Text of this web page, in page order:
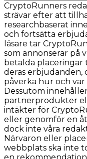
CryptoRunners
strävar efter att
researchbaserat
och fortsätta
läsare tar
som annonserar på
betalda placeringar
deras erbjudanden,
påverka hur och var
Dessutom
partnerprodukter
intäkter för
eller genomför en
dock inte våra
Närvaron eller
webbplats ska inte